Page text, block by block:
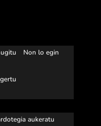
Non lo egin
aukeratu